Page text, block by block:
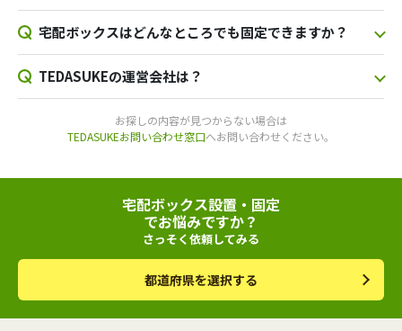
宅配ボックスはどんなところでも固定できますか？
TEDASUKEの運営会社は？
お探しの内容が見つからない場合は
TEDASUKEお問い合わせ窓口へお問い合わせください。
宅配ボックス設置・固定
でお悩みですか？
さっそく依頼してみる
都道府県を選択する